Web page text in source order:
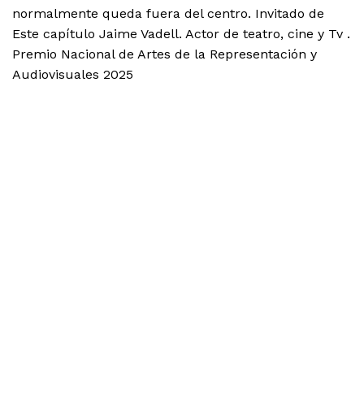
normalmente queda fuera del centro. Invitado de
Este capítulo Jaime Vadell. Actor de teatro, cine y Tv .
Premio Nacional de Artes de la Representación y
Audiovisuales 2025